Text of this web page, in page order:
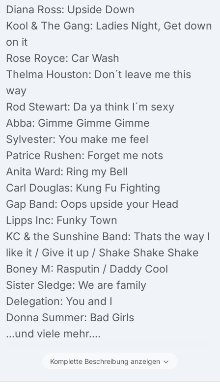
Diana Ross: Upside Down
Kool & The Gang: Ladies Night, Get down
on it
Rose Royce: Car Wash
Thelma Houston: Don´t leave me this
way
Rod Stewart: Da ya think I´m sexy
Abba: Gimme Gimme Gimme
Sylvester: You make me feel
Patrice Rushen: Forget me nots
Anita Ward: Ring my Bell
Carl Douglas: Kung Fu Fighting
Gap Band: Oops upside your Head
Lipps Inc: Funky Town
KC & the Sunshine Band: Thats the way I
like it / Give it up / Shake Shake Shake
Boney M: Rasputin / Daddy Cool
Sister Sledge: We are family
Delegation: You and I
Donna Summer: Bad Girls
...und viele mehr....
Komplette Beschreibung anzeigen